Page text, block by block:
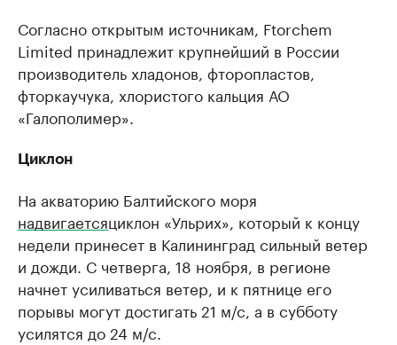
Согласно открытым источникам, Ftorchem
Limited принадлежит крупнейший в России
производитель хладонов, фторопластов,
фторкаучука, хлористого кальция АО
«Галополимер».
Циклон
На акваторию Балтийского моря
надвигаетсяциклон «Ульрих», который к концу
недели принесет в Калининград сильный ветер
и дожди. С четверга, 18 ноября, в регионе
начнет усиливаться ветер, и к пятнице его
порывы могут достигать 21 м/с, а в субботу
усилятся до 24 м/с.